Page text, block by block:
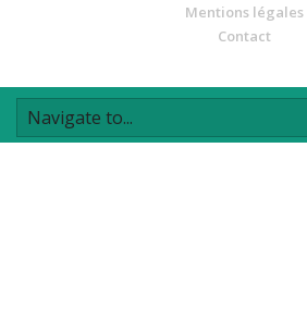
Mentions légales
Contact